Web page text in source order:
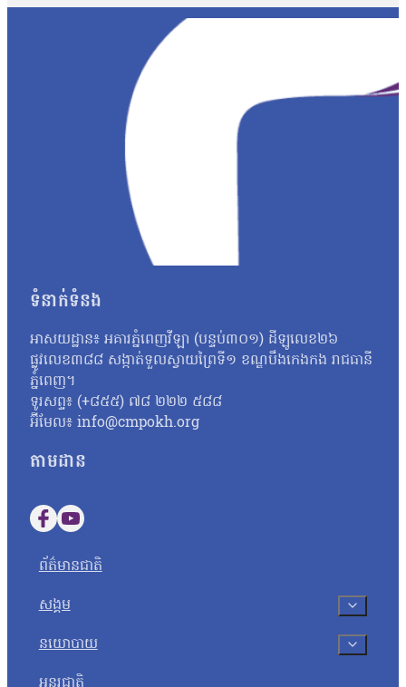
បង្ហោះព័ត៌មានដែលនិយាយថា ការបែកធ្លាយនូវវិញ្ញាសាគណិតវិទ្យា គឺជ
ក្របណ្ដាញសង្គមទាំងអស់ដើម្បីអាចប្រមូលភ័ស្តុតាងបានគ្រប់ជ្រុងជ្រ
វិញ្ញាសាដែលបានចេញប្រឡងពិតមែន ក៏ប៉ុន្តែគ្មានការបញ្ជាក់ណាមួយថ
ឃើញថា មានវិញ្ញាសាមួយចំនួនដែលបង្ហោះនៅលើបណ្ដាញសង្គមនោះគឺ
មកដល់ពេលនេះយើងនឹងព្យាយាមស្រាវជ្រាវបន្ថែមទៀត។ យើងក៏រង់
បែកធ្លាយវិញ្ញាសាប្រឡងនេះ មានលទ្ធភាពអាចកើតឡើងបានក្
កាលដែលអាចមានការបែកធ្លាយ យើងអាចគិតថា ក្នុងដំណាក់កាលនៃ
ក្រោយពេលប្រឡងតែម្ដង អ៊ីចឹងហើយបានជានៅក្នុងរបាយការណ៍យើង
របស់ អ.ប.ព.»។ ក៏ប៉ុន្តែលោក សយ ច័ន្ទវិចិត្រ អះអាងថារូបថតវិញ្ញ
វិច្ឆិកា អ្នកនាំពាក្យក្រសួងអប់រំ យុវជន និងកីឡា បានប្រាប់ថាក្រសួងអប់
នោះទេ។ អ្នកស្រីថា៖ «អ្វីដែលយើងរកឃើញបឋមហ្នឹងគឺមានន័យថា
បន្ថែមទៀតតាមរយៈធនធានដែលមាន ប៉ុន្តែរហូតមកដល់ពេលនេះមិនទ
នេះនឹងត្រូវទទួលទោសទណ្ឌទៅតាមវិធានដែលបានចែង។ ជុំវិញករណីន
ប្រឡងដែលបានខិតខំរៀនសូត្រអាចបាក់ទឹកចិត្ត។ តែយ៉ាងណា លោកសំណូ
ហើយហ្នឹង ខ្ញុំថាទោះយ៉ាងណាយើងត្រូវតែមានមទោនភាពចំពោះអ្វីដែល
ហើយបើថាឯកសារនោះមានការបែកធ្លាយមែន នោះក្រសួងគួរតែគិតថា
កម្ពុជាឯករាជ្យ អ្នកស្រី អ៊ុក ឆាយ៉ាវី ស្នើដល់ក្រសួងអប់រំ យុវជន និងកី
អ្នកស្រីថា៖ «ប្រសិនបើឃើញបែកធ្លាយវិញ្ញាសា ក្រសួងអប់រំក៏ដូចជាអង្
សូត្របានទេ គួរតែបញ្ជាក់វិញបញ្ជាក់ប្រាប់វិញថា អញ្ចេះអញ្ចោះវិញ
ប្រឡងសញ្ញាបត្រមធ្យមសិក្សាទុតិយភូមិ សម័យប្រឡង ២៨ សីហា ២០២
បេក្ខជនថ្នាក់វិទ្យាសាស្ត្រចំនួនជាង៤ម៉ឺននាក់ (៤០ ៦៧៨ នាក់) ស្ត្រី
ទំនាក់ទំនង
អាសយដ្ឋាន៖ អគារភ្នំពេញវីឡា (បន្ទប់៣០១) ដីឡូលេខ២៦
ផ្លូវលេខ៣៨៨ សង្កាត់ទួលស្វាយព្រៃទី១ ខណ្ឌបឹងកេងកង រាជធានី
ភ្នំពេញ។
ទូរសព្ទ៖ (+៨៥៥) ៧៨ ២២២ ៥៨៨
អ៊ីមែល៖ info@cmpokh.org
តាមដាន
Follow us on Facebook
Follow us on YouTube
ព័ត៌មានជាតិ
សង្គម
នយោបាយ